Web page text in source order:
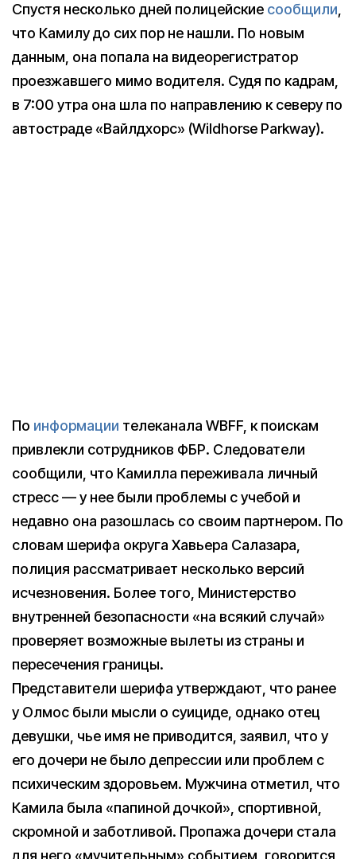
Спустя несколько дней полицейские сообщили,
что Камилу до сих пор не нашли. По новым
данным, она попала на видеоpегистратор
проезжавшего мимо водителя. Судя по кадрам,
в 7:00 утра она шла по направлению к северу по
автостраде «Вайлдхорс» (Wildhorse Parkway).
По информации телеканала WBFF, к поискам
привлекли сотрудников ФБР. Следователи
сообщили, что Камилла переживала личный
стресс — у нее были проблемы с учебой и
недавно она разошлась со своим партнером. По
словам шерифа округа Хавьера Салазара,
полиция рассматривает несколько версий
исчезновения. Более того, Министерство
внутренней безопасности «на всякий случай»
проверяет возможные вылеты из страны и
пересечения границы.
Представители шерифа утверждают, что ранее
у Олмос были мысли о суициде, однако отец
девушки, чье имя не приводится, заявил, что у
его дочери не было депрессии или проблем с
психическим здоровьем. Мужчина отметил, что
Камила была «папиной дочкой», спортивной,
скромной и заботливой. Пропажа дочери стала